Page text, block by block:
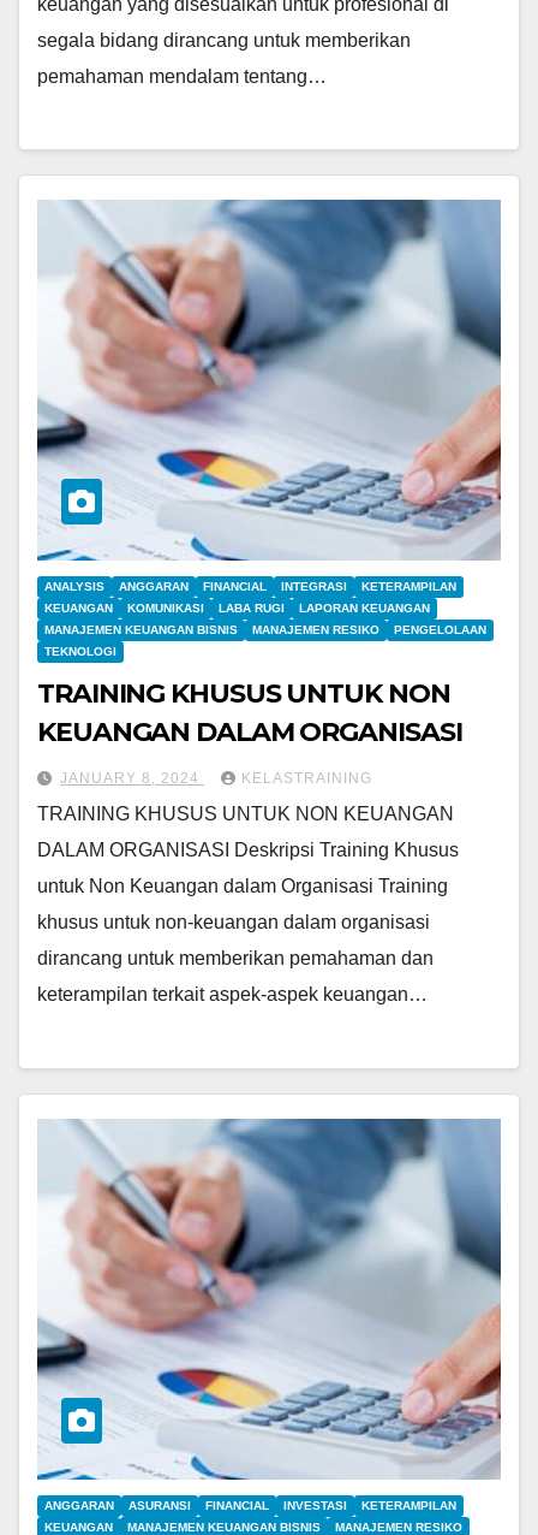
segala bidang dirancang untuk memberikan
pemahaman mendalam tentang…
ANALYSIS ANGGARAN FINANCIAL INTEGRASI
KETERAMPILAN
KEUANGAN
KOMUNIKASI LABA RUGI
LAPORAN KEUANGAN
MANAJEMEN KEUANGAN BISNIS
MANAJEMEN RESIKO
PENGELOLAAN
TEKNOLOGI
TRAINING KHUSUS UNTUK NON
KEUANGAN DALAM ORGANISASI
JANUARY 8, 2024 KELASTRAINING
TRAINING KHUSUS UNTUK NON KEUANGAN
DALAM ORGANISASI Deskripsi Training Khusus
untuk Non Keuangan dalam Organisasi Training
khusus untuk non-keuangan dalam organisasi
dirancang untuk memberikan pemahaman dan
keterampilan terkait aspek-aspek keuangan…
ANGGARAN ASURANSI FINANCIAL INVESTASI
KETERAMPILAN
KEUANGAN
MANAJEMEN KEUANGAN BISNIS
MANAJEMEN RESIKO